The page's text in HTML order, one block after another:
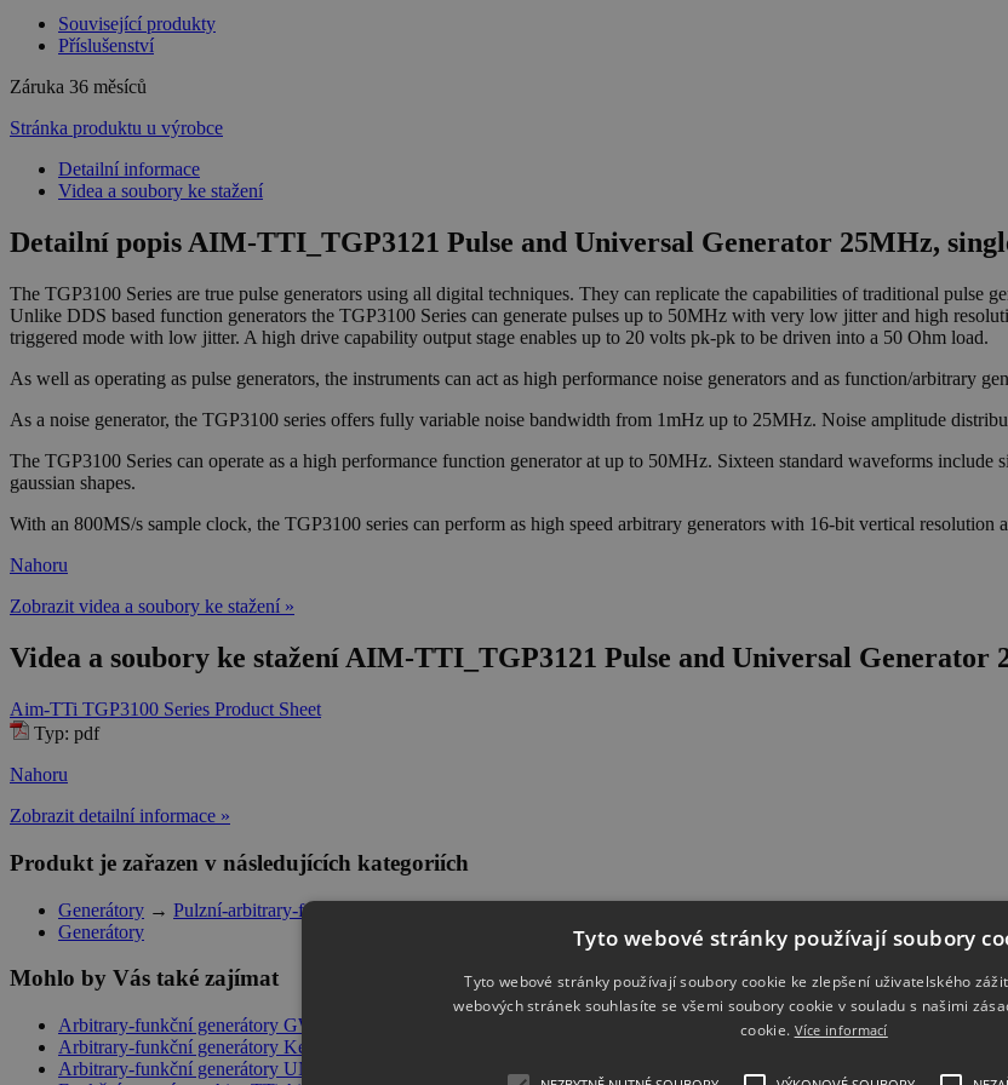
Související produkty
Příslušenství
Záruka 36 měsíců
Stránka produktu u výrobce
Detailní informace
Videa a soubory ke stažení
Detailní popis AIM-TTI_TGP3121 Pulse and Universal Generator 25MHz,
The TGP3100 Series are true pulse generators using all digital techniques. They can replicate the capabilities of traditional pulse
Unlike DDS based function generators the TGP3100 Series can generate pulses up to 50MHz with very low jitter and high
triggered mode with low jitter. A high drive capability output stage enables up to 20 volts pk-pk to be driven into a 50 Ohm load.
As well as operating as pulse generators, the instruments can act as high performance noise generators and as function/arbitrary
As a noise generator, the TGP3100 series offers fully variable noise bandwidth from 1mHz up to 25MHz. Noise amplitude
The TGP3100 Series can operate as a high performance function generator at up to 50MHz. Sixteen standard waveforms
gaussian shapes.
With an 800MS/s sample clock, the TGP3100 series can perform as high speed arbitrary generators with 16-bit vertical resolution
Nahoru
Zobrazit videa a soubory ke stažení »
Videa a soubory ke stažení AIM-TTI_TGP3121 Pulse and Universal Generator
Aim-TTi TGP3100 Series Product Sheet
Typ: pdf
Nahoru
Zobrazit detailní informace »
Produkt je zařazen v následujících kategoriích
Generátory → Pulzní-arbitrary-funkční generátory Aim-TTi
Generátory
Mohlo by Vás také zajímat
Arbitrary-funkční generátory GW Instek
Arbitrary-funkční generátory Keysight
Arbitrary-funkční generátory UNI-T
Tyto webové stránky používají soubory
Tyto webové stránky používají soubory cookie ke zlepšení uživatelského
webových stránek souhlasíte se všemi soubory cookie v souladu s našimi
cookie. Více informací